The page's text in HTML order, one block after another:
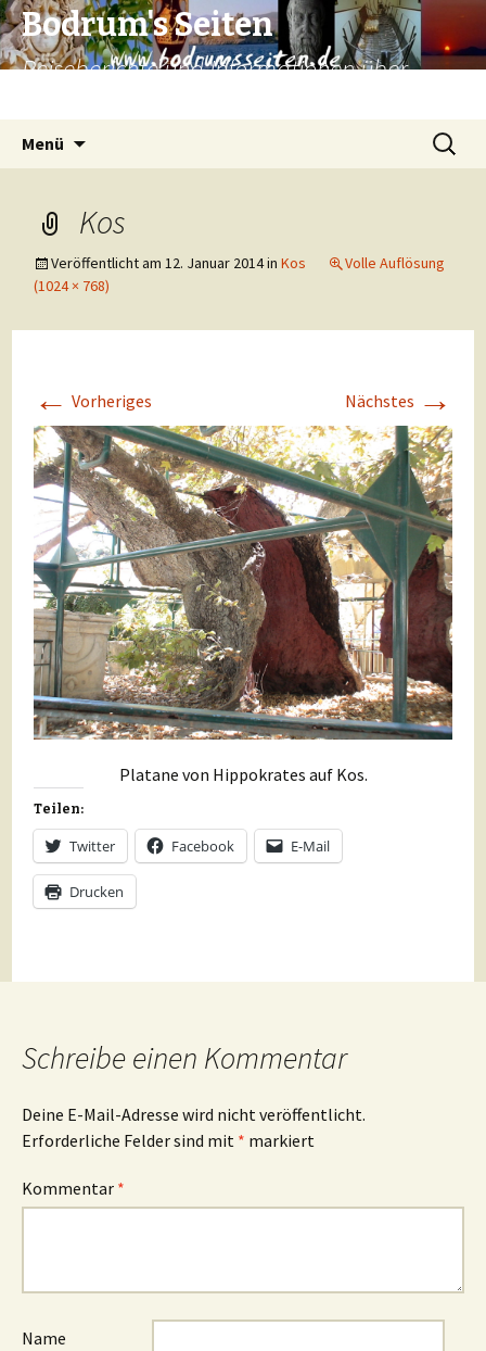
Bodrum's Seiten
Reiseberichte und Informationen über
Menü
Suchen
nach:
Kos
Veröffentlicht am12. Januar 2014inKos
Volle Auflösung
(1024 × 768)
← Vorheriges Nächstes →
Platane von Hippokrates auf Kos.
Teilen:
Twitter Facebook E-Mail
Drucken
Schreibe einen Kommentar
Deine E-Mail-Adresse wird nicht veröffentlicht.
Erforderliche Felder sind mit * markiert
Kommentar *
Name